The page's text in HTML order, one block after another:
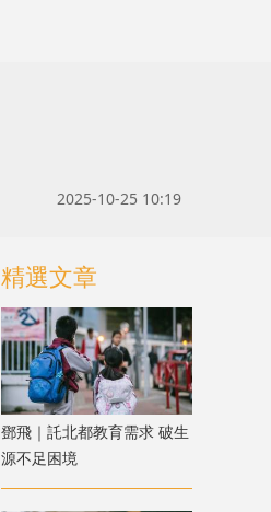
2025-10-25 10:19
精選文章
鄧飛｜託北都教育需求 破生
源不足困境